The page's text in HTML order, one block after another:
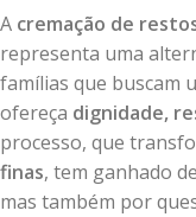
A cremação de
representa uma
famílias que buscam
ofereça dignidade,
processo, que
finas, tem ganhado
mas também por